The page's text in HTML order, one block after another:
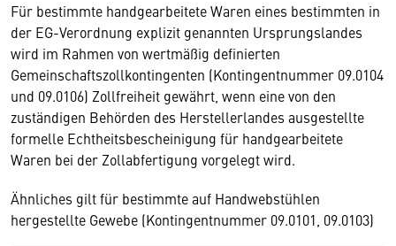
Für bestimmte handgearbeitete Waren eines bestimmten in
der EG-Verordnung explizit genannten Ursprungslandes
wird im Rahmen von wertmäßig definierten
Gemeinschaftszollkontingenten (Kontingentnummer 09.0104
und 09.0106) Zollfreiheit gewährt, wenn eine von den
zuständigen Behörden des Herstellerlandes ausgestellte
formelle Echtheitsbescheinigung für handgearbeitete
Waren bei der Zollabfertigung vorgelegt wird.
Ähnliches gilt für bestimmte auf Handwebstühlen
hergestellte Gewebe (Kontingentnummer 09.0101, 09.0103)